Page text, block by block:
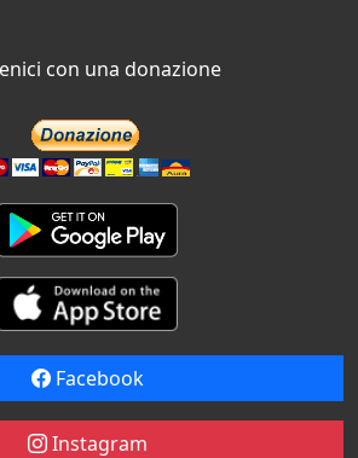
con una donazione
Facebook
Instagram